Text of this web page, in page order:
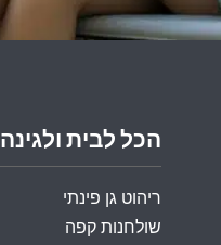
הכל לבית ולגינה
ריהוט גן פינתי
שולחנות קפה